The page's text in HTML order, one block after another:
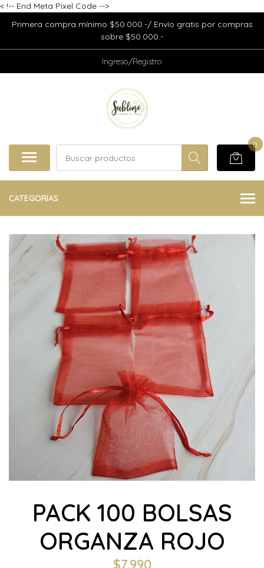
< !-- End Meta Pixel Code -->
Primera compra mínimo $50.000.-/ Envío gratis por compras
sobre $50.000.-
Ingreso/Registro
0
CATEGORÍAS
PACK 100 BOLSAS
ORGANZA ROJO
$7.990